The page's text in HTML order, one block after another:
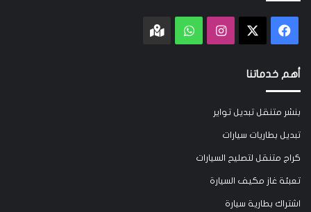
فيسبوك انستقرامواتسابGoogle
أهم خدماتنا
بنشر متنقل تبديل تواير
تبديل بطاريات سيارات
كراج متنقل لتصليح السيارات
تعبئة غاز مكيف السيارة
اشتراك بطارية سيارة